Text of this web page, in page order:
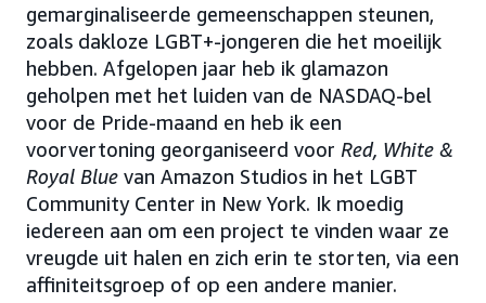
gemarginaliseerde gemeenschappen steunen,
zoals dakloze LGBT+-jongeren die het moeilijk
hebben. Afgelopen jaar heb ik glamazon
geholpen met het luiden van de NASDAQ-bel
voor de Pride-maand en heb ik een
voorvertoning georganiseerd voor Red, White &
Royal Blue van Amazon Studios in het LGBT
Community Center in New York. Ik moedig
iedereen aan om een project te vinden waar ze
vreugde uit halen en zich erin te storten, via een
affiniteitsgroep of op een andere manier.